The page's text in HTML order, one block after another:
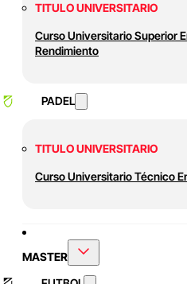
TITULO UNIVERSITARIO
Curso Universitario Superior
Rendimiento
PADEL
TITULO UNIVERSITARIO
Curso Universitario Técnico
MASTER